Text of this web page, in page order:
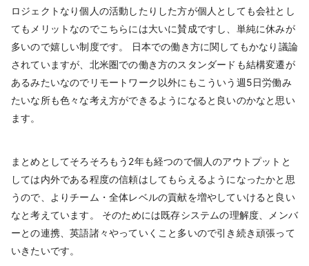
ロジェクトなり個人の活動したりした方が個人としても会社とし
てもメリットなのでこちらには大いに賛成ですし、単純に休みが
多いので嬉しい制度です。 日本での働き方に関してもかなり議論
されていますが、北米圏での働き方のスタンダードも結構変遷が
あるみたいなのでリモートワーク以外にもこういう週5日労働み
たいな所も色々な考え方ができるようになると良いのかなと思い
ます。
まとめとしてそろそろもう2年も経つので個人のアウトプットと
しては内外である程度の信頼はしてもらえるようになったかと思
うので、よりチーム・全体レベルの貢献を増やしていけると良い
なと考えています。 そのためには既存システムの理解度、メンバ
ーとの連携、英語諸々やっていくこと多いので引き続き頑張って
いきたいです。